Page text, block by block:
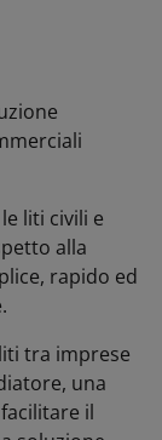
liti civili e
alla
rapido ed
tra imprese
una
il